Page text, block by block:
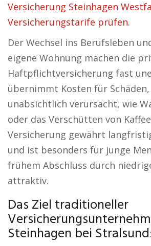
Versicherung Steinhagen
Versicherungstarife prüfen.
Der Wechsel ins Berufsleben
eigene Wohnung machen die
Haftpflichtversicherung fast
übernimmt Kosten für
unabsichtlich verursacht, wie
oder das Verschütten von
Versicherung gewährt
und ist besonders für junge
frühem Abschluss durch
attraktiv.
Das Ziel traditioneller
Steinhagen bei